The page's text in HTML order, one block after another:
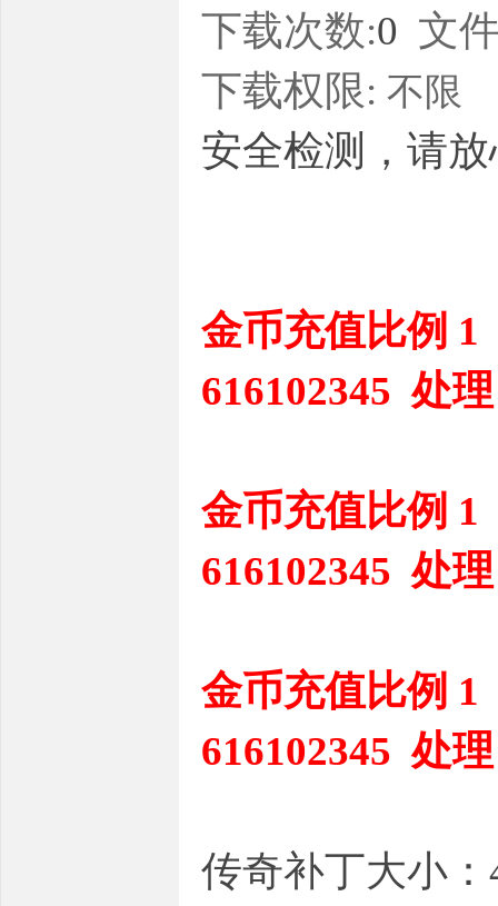
下载次数:0 文
下载权限: 不限
安全检测，请
金币充值比例
616102345 处理
金币充值比例
616102345 处理
金币充值比例
616102345 处理
传奇补丁大小：